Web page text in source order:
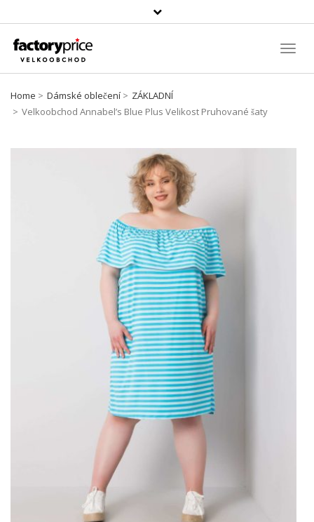
Vyhledávání
Home Dámské oblečení
ZÁKLADNÍ
Velkoobchod Annabel’s Blue Plus Velikost Pruhované šaty